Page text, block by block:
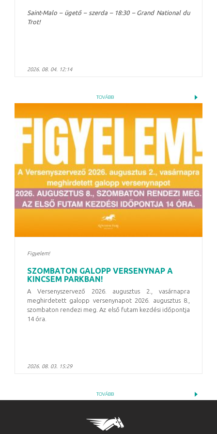
Saint-Malo – ügető – szerda – 18:30 – Grand National du
Trot!
2026. 08. 04. 12:14
TOVÁBB
Figyelem!
SZOMBATON GALOPP VERSENYNAP A
KINCSEM PARKBAN!
A Versenyszervező 2026. augusztus 2., vasárnapra
meghirdetett galopp versenynapot 2026. augusztus 8.,
szombaton rendezi meg. Az első futam kezdési időpontja
14 óra
2026. 08. 03. 15:29
TOVÁBB